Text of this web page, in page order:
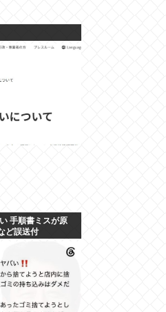
手順書ミスが原
ど誤送付